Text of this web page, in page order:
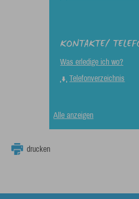
KONTAKTE/
Was erledige ich wo?
Telefonverzeichnis
Alle anzeigen
drucken